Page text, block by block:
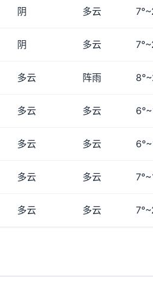
阴 多云
阴 多云
多云 阵雨
多云 多云
多云 多云
多云 多云
多云 多云